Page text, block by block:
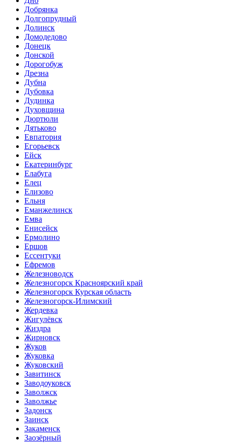
Добрянка
Долгопрудный
Долинск
Домодедово
Донецк
Донской
Дорогобуж
Дрезна
Дубна
Дубовка
Дудинка
Духовщина
Дюртюли
Дятьково
Евпатория
Егорьевск
Ейск
Екатеринбург
Елабуга
Елец
Елизово
Ельня
Еманжелинск
Емва
Енисейск
Ермолино
Ершов
Ессентуки
Ефремов
Железноводск
Железногорск Красноярский край
Железногорск Курская область
Железногорск-Илимский
Жердевка
Жигулёвск
Жиздра
Жирновск
Жуков
Жуковка
Жуковский
Завитинск
Заводоуковск
Заволжск
Заволжье
Задонск
Заинск
Закаменск
Заозёрный